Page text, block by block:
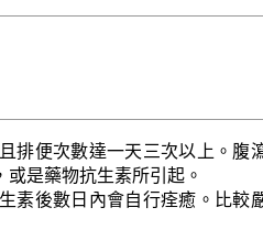
排便次數達一天三次以上。腹
是藥物抗生素所引起。
素後數日內會自行痊癒。比較